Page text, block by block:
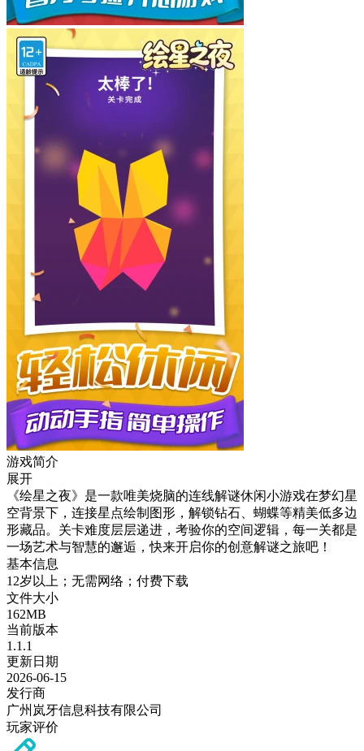
游戏简介
展开
《绘星之夜》是一款唯美烧脑的连线解谜休闲小游戏在梦幻星
空背景下，连接星点绘制图形，解锁钻石、蝴蝶等精美低多边
形藏品。关卡难度层层递进，考验你的空间逻辑，每一关都是
一场艺术与智慧的邂逅，快来开启你的创意解谜之旅吧！
基本信息
12岁以上；无需网络；付费下载
文件大小
162MB
当前版本
1.1.1
更新日期
2026-06-15
发行商
广州岚牙信息科技有限公司
玩家评价